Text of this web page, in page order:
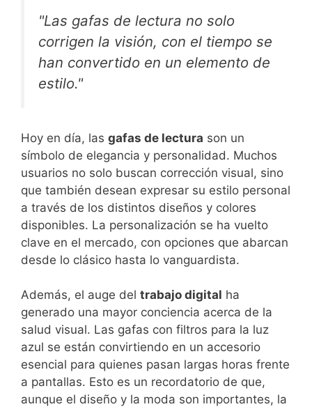
"Las gafas de lectura no solo
corrigen la visión, con el tiempo se
han convertido en un elemento de
estilo."
Hoy en día, las gafas de lectura son un
símbolo de elegancia y personalidad. Muchos
usuarios no solo buscan corrección visual, sino
que también desean expresar su estilo personal
a través de los distintos diseños y colores
disponibles. La personalización se ha vuelto
clave en el mercado, con opciones que abarcan
desde lo clásico hasta lo vanguardista.
Además, el auge del trabajo digital ha
generado una mayor conciencia acerca de la
salud visual. Las gafas con filtros para la luz
azul se están convirtiendo en un accesorio
esencial para quienes pasan largas horas frente
a pantallas. Esto es un recordatorio de que,
aunque el diseño y la moda son importantes, la